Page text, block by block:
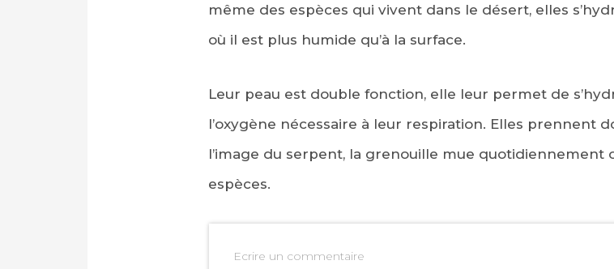
PARTAGER SUR FACEBOOK
même des espèces qui vivent dans le désert, elles
où il est plus humide qu’à la surface.
Leur peau est double fonction, elle leur permet de
l’oxygène nécessaire à leur respiration. Elles prennent
l’image du serpent, la grenouille mue quotidiennement
espèces.
Ecrire un commentaire